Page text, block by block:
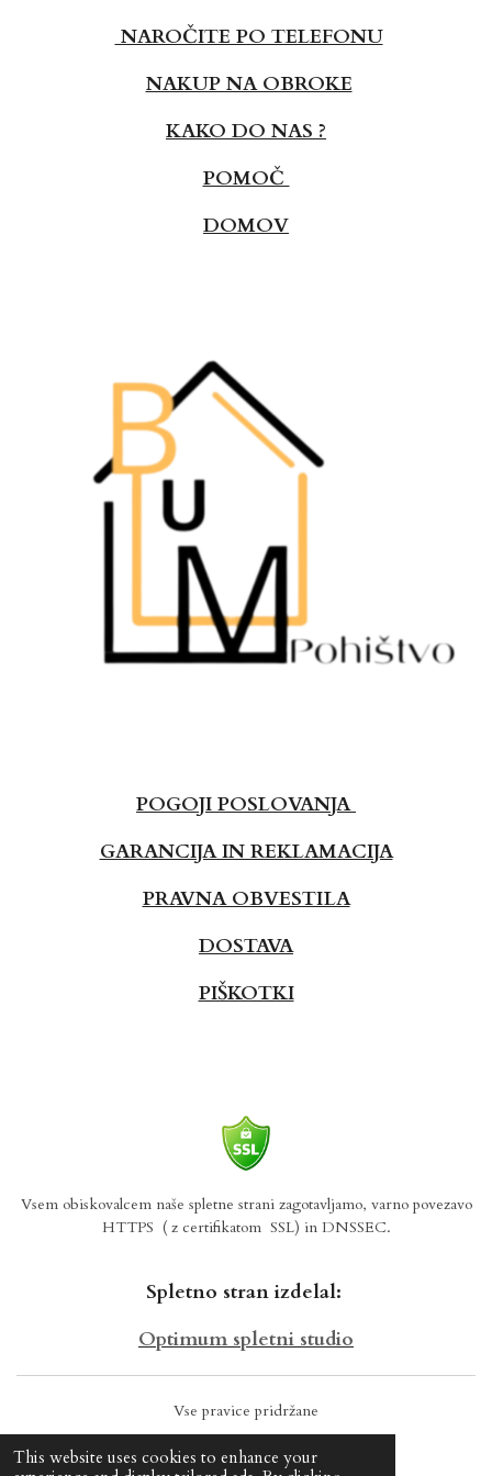
This website uses cookies to enhance your
NAROČITE PO TELEFONU
NAKUP NA OBROKE
KAKO DO NAS ?
POMOČ
DOMOV
POGOJI POSLOVANJA
GARANCIJA IN REKLAMACIJA
PRAVNA OBVESTILA
DOSTAVA
PIŠKOTKI
Vsem obiskovalcem naše spletne strani zagotavljamo, varno povezavo
HTTPS ( z certifikatom SSL) in DNSSEC.
Spletno stran izdelal:
Optimum spletni studio
Vse pravice pridržane
© 2024 BUM POHIŠTVO